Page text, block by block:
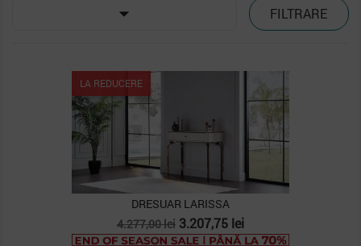
 FILTRARE
LA REDUCERE
DRESUAR LARISSA
Pret
de
4.277,00 lei Pret
3.207,75 lei